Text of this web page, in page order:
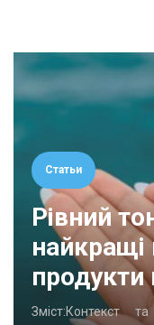
Статьи
Рівний
найкращі
продукти
Зміст:Контекст